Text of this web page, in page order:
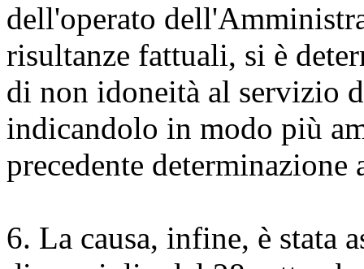
dell'operato
risultanze fattuali, si è
di non idoneità al servizio
indicandolo in modo più
precedente
6. La causa, infine, è stata